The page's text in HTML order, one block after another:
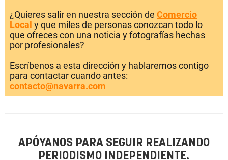
¿Quieres salir en nuestra sección de Comercio
Local y que miles de personas conozcan todo lo
que ofreces con una noticia y fotografías hechas
por profesionales?
Escríbenos a esta dirección y hablaremos contigo
para contactar cuando antes:
contacto@navarra.com
APÓYANOS PARA SEGUIR REALIZANDO
PERIODISMO INDEPENDIENTE.